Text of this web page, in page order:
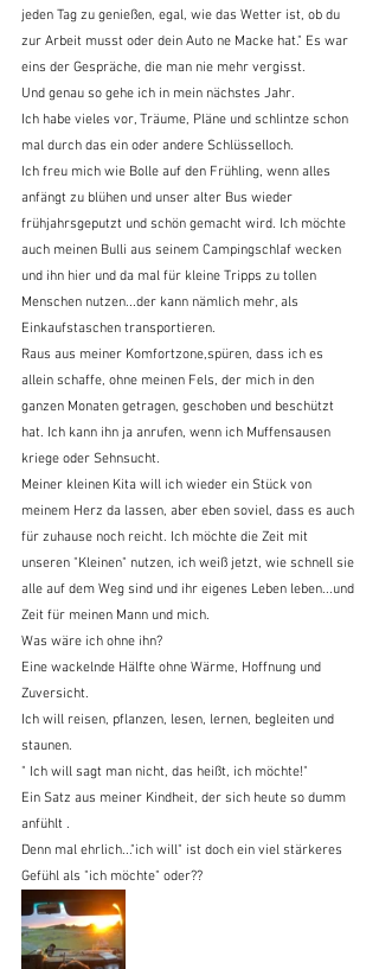
jeden Tag zu genießen, egal, wie das Wetter ist, ob du
zur Arbeit musst oder dein Auto ne Macke hat." Es war
eins der Gespräche, die man nie mehr vergisst.
Und genau so gehe ich in mein nächstes Jahr.
Ich habe vieles vor, Träume, Pläne und schlintze schon
mal durch das ein oder andere Schlüsselloch.
Ich freu mich wie Bolle auf den Frühling, wenn alles
anfängt zu blühen und unser alter Bus wieder
frühjahrsgeputzt und schön gemacht wird. Ich möchte
auch meinen Bulli aus seinem Campingschlaf wecken
und ihn hier und da mal für kleine Tripps zu tollen
Menschen nutzen...der kann nämlich mehr, als
Einkaufstaschen transportieren.
Raus aus meiner Komfortzone,spüren, dass ich es
allein schaffe, ohne meinen Fels, der mich in den
ganzen Monaten getragen, geschoben und beschützt
hat. Ich kann ihn ja anrufen, wenn ich Muffensausen
kriege oder Sehnsucht.
Meiner kleinen Kita will ich wieder ein Stück von
meinem Herz da lassen, aber eben soviel, dass es auch
für zuhause noch reicht. Ich möchte die Zeit mit
unseren "Kleinen" nutzen, ich weiß jetzt, wie schnell sie
alle auf dem Weg sind und ihr eigenes Leben leben...und
Zeit für meinen Mann und mich.
Was wäre ich ohne ihn?
Eine wackelnde Hälfte ohne Wärme, Hoffnung und
Zuversicht.
Ich will reisen, pflanzen, lesen, lernen, begleiten und
staunen.
" Ich will sagt man nicht, das heißt, ich möchte!"
Ein Satz aus meiner Kindheit, der sich heute so dumm
anfühlt .
Denn mal ehrlich..."ich will" ist doch ein viel stärkeres
Gefühl als "ich möchte" oder??